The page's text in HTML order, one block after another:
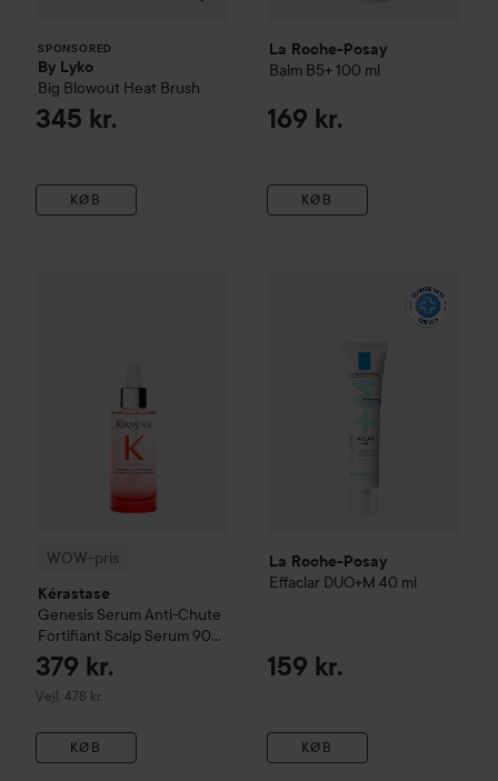
SPONSORED
By Lyko
Big Blowout Heat Brush
345 kr.
KØB
La Roche-Posay
Balm B5+ 100 ml
169 kr.
KØB
WOW-pris
Kérastase
Genesis Serum Anti-Chute
Fortifiant Scalp Serum90
ml
379 kr.
Vejl. 478 kr.
Vejledende pris 478 kr.
KØB
Serum Anti-Chute Fortifiant
La Roche-Posay
Effaclar DUO+M 40 ml
159 kr.
KØB
Effaclar